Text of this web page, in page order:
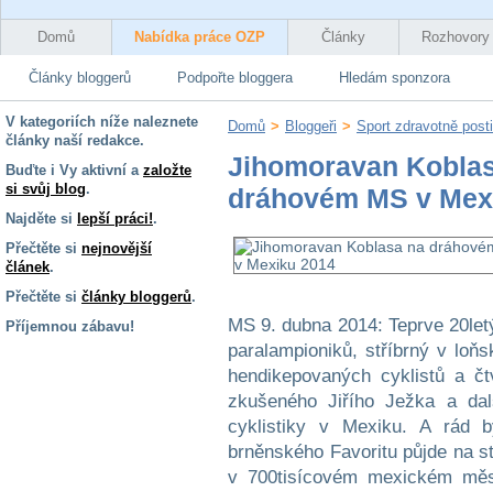
Domů Nabídka práce OZP Články Rozhovory
Články bloggerů Podpořte bloggera Hledám sponzora
V kategoriích níže naleznete
články naší redakce.
Buďte i Vy aktivní a založte
si svůj blog.
Najděte si lepší práci!.
Přečtěte si nejnovější
článek.
Přečtěte si články bloggerů.
Příjemnou zábavu!
Domů > Bloggeři > Sport zdravotně
Jihomoravan
dráhovém MS v
MS 9. dubna 2014: Teprve
paralampioniků, stříbrný v
hendikepovaných cyklistů a
zkušeného Jiřího Ježka a
cyklistiky v Mexiku. A rád
brněnského Favoritu půjde na
v 700tisícovém mexickém